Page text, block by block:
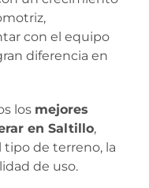
con el equipo
diferencia en
los mejores
en Saltillo,
tipo de terreno, la
de uso.